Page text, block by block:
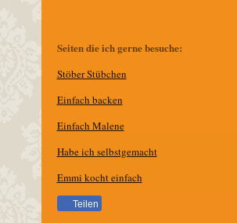
Seiten die ich gerne besuche:
Stöber Stübchen
Einfach backen
Einfach Malene
Habe ich selbstgemacht
Emmi kocht einfach
Teilen